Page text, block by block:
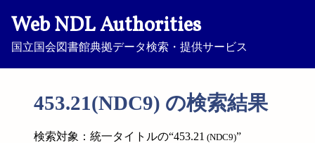
Web NDL Authorities
国立国会図書館典拠データ検索・提供サービス
453.21(NDC9) の検索結果
検索対象：統一タイトルの“453.21 (NDC9)”